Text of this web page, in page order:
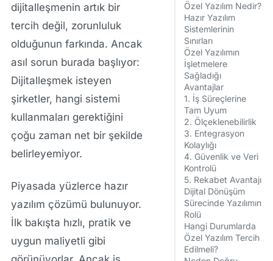
Özel Yazılım Nedir?
Hazır Yazılım
Sistemlerinin
Sınırları
Özel Yazılımın
İşletmelere
Sağladığı
Avantajlar
1. İş Süreçlerine
Tam Uyum
2. Ölçeklenebilirlik
3. Entegrasyon
Kolaylığı
4. Güvenlik ve Veri
Kontrolü
5. Rekabet Avantajı
Dijital Dönüşüm
Sürecinde Yazılımın
Rolü
Hangi Durumlarda
Özel Yazılım Tercih
Edilmeli?
dijitalleşmenin artık bir
tercih değil, zorunluluk
olduğunun farkında. Ancak
asıl sorun burada başlıyor:
Dijitalleşmek isteyen
şirketler, hangi sistemi
kullanmaları gerektiğini
çoğu zaman net bir şekilde
belirleyemiyor.
Piyasada yüzlerce hazır
yazılım çözümü bulunuyor.
İlk bakışta hızlı, pratik ve
uygun maliyetli gibi